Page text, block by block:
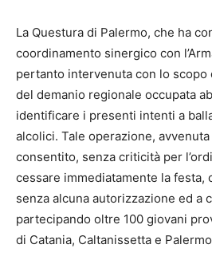
La Questura di Palermo, che ha
coordinamento sinergico con
pertanto intervenuta con lo scopo
del demanio regionale occupata
identificare i presenti intenti a
alcolici. Tale operazione,
consentito, senza criticità per
cessare immediatamente la festa,
senza alcuna autorizzazione ed a
partecipando oltre 100 giovani
di Catania, Caltanissetta e